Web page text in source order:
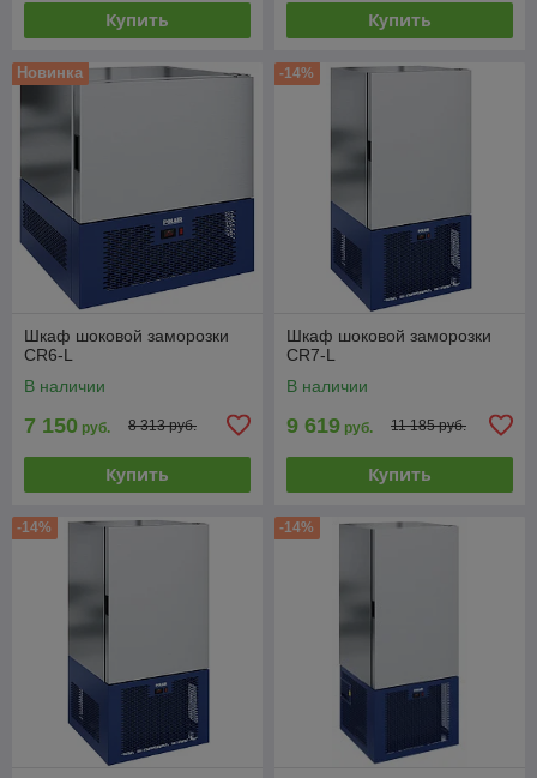
Купить Купить
Новинка
Шкаф шоковой заморозки
CR6-L
В наличии
7 150 руб. 8 313 руб.
Купить
-14%
Шкаф шоковой заморозки
CR7-L
В наличии
9 619 руб. 11 185 руб.
Купить
-14% -14%